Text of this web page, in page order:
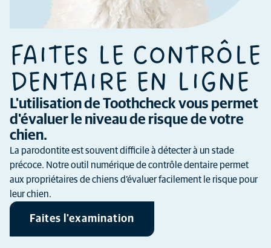
FAITES LE CONTRÔLE
DENTAIRE EN LIGNE
L'utilisation de Toothcheck vous permet
d'évaluer le niveau de risque de votre
chien.
La parodontite est souvent difficile à détecter à un stade
précoce. Notre outil numérique de contrôle dentaire permet
aux propriétaires de chiens d’évaluer facilement le risque pour
leur chien.
Faites l'examination